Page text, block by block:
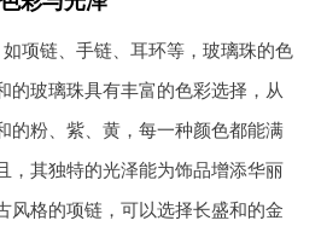
项链、手链、耳环等，玻璃珠的色
的玻璃珠具有丰富的色彩选择，从
的粉、紫、黄，每一种颜色都能满
，其独特的光泽能为饰品增添华丽
风格的项链，可以选择长盛和的金